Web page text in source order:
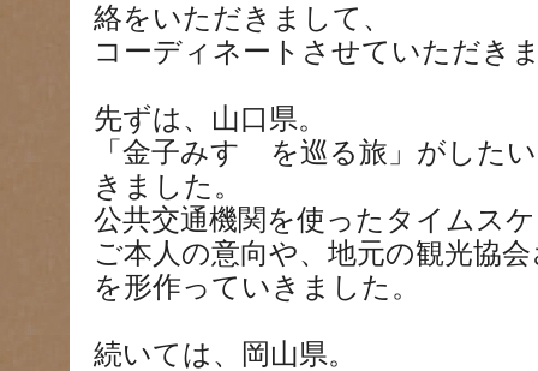
絡をいただきまして、
コーディネートさせていただき
先ずは、山口県。
「金子みすゞを巡る旅」がした
きました。
公共交通機関を使ったタイムス
ご本人の意向や、地元の観光協
を形作っていきました。
続いては、岡山県。